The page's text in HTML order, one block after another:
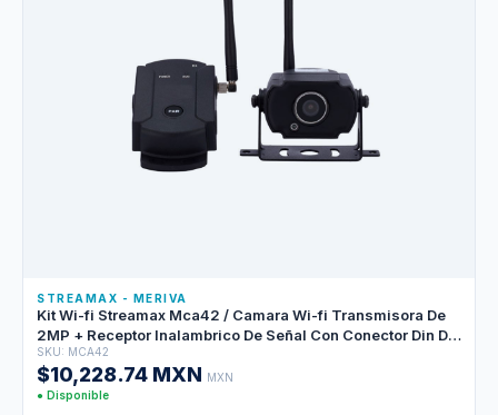
STREAMAX - MERIVA
Kit Wi-fi Streamax Mca42 / Camara Wi-fi Transmisora De
2MP + Receptor Inalambrico De Señal Con Conector Din De
4 Pines / Hasta 300 Metros De Transmision / Compatible
Con Cualquier Mdvr Solo 1 Kit
SKU: MCA42
$10,228.74 MXN MXN
● Disponible